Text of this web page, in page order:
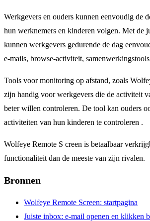
Werkgevers en ouders kunnen eenvoudig de
hun werknemers en kinderen volgen. Met de
kunnen werkgevers gedurende de dag
e-mails, browse-activiteit,
Tools voor monitoring op afstand, zoals
zijn handig voor werkgevers die de activiteit
beter willen controleren. De tool kan ouders
activiteiten van hun kinderen te controleren .
Wolfeye Remote S creen is betaalbaar
functionaliteit dan de meeste van zijn rivalen.
Bronnen
Wolfeye Remote Screen: startpagina
Juiste inbox: e-mail openen en klikken